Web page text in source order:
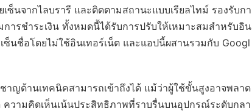
ซ็นจากไลบรารี และติดตามสถานะแบบเรียลไทม์ รองรับกา
ารชำระเงิน ทั้งหมดนี้ได้รับการปรับให้เหมาะสมสำหรับอิน
นชื่อโดยไม่ใช้อินเทอร์เน็ต และแอปนี้ผสานรวมกับ Googl
าญด้านเทคนิคสามารถเข้าถึงได้ แม้ว่าผู้ใช้ขั้นสูงอาจพลาด
ความคิดเห็นเน้นประสิทธิภาพที่ราบรื่นบนอุปกรณ์ระดับกลา